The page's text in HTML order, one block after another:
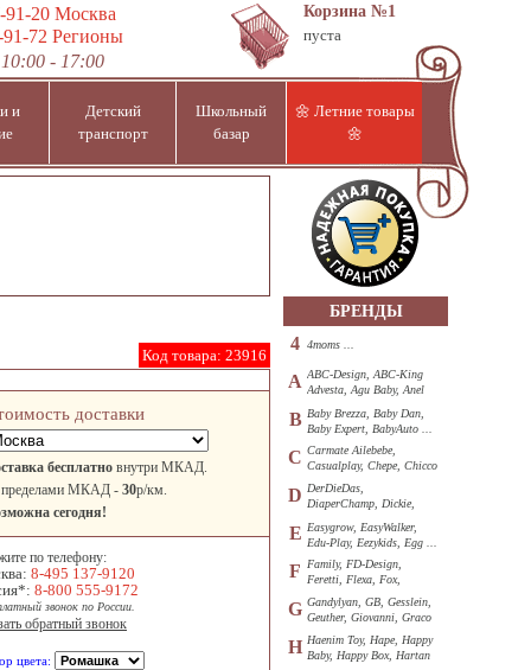
91-20Москва
72 Регионы
- 17:00
Корзина №1
пуста
и
Детский
транспорт
Школьный
базар
🌼 Летние товары
🌼
Код товара: 23916
доставки
бесплатно внутри МКАД.
пределами МКАД - 30р/км.
сегодня!
по телефону:
8-495 137-9120
8-800 555-9172
звонок по России.
обратный звонок
цвета:
БРЕНДЫ
4 4moms ...
A ABC-Design, ABC-King
Advesta, Agu Baby, Anel
B Baby Brezza, Baby Dan,
Baby Expert, BabyAuto ...
C Carmate Ailebebe,
Casualplay, Chepe, Chicco
D DerDieDas,
DiaperChamp, Dickie,
E Easygrow, EasyWalker,
Edu-Play, Eezykids, Egg ...
F
Family, FD-Design,
Feretti, Flexa, Fox,
G Gandylyan, GB, Gesslein,
Geuther, Giovanni, Graco
H Haenim Toy, Hape, Happy
Baby, Happy Box, Hartan